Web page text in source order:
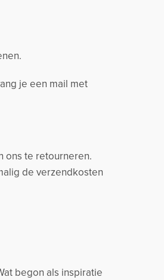
je een mail met
ons te retourneren.
de verzendkosten
begon als inspiratie